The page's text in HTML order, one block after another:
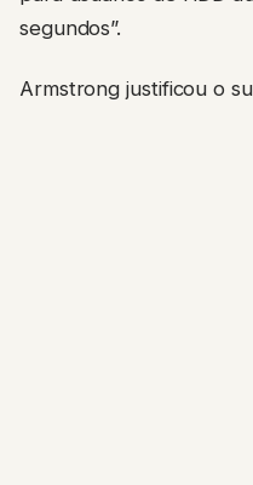
segundos”.
Armstrong justificou o